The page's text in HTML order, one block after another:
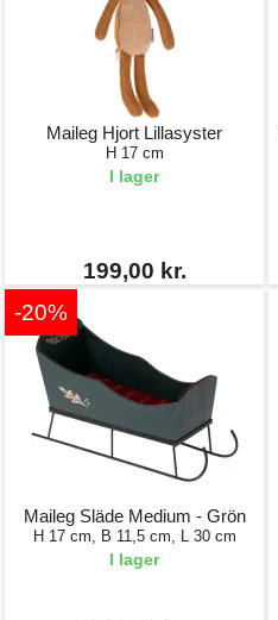
Maileg Hjort Lillasyster
H 17 cm
I lager
199,00 kr.
-20%
Maileg Släde Medium - Grön
H 17 cm, B 11,5 cm, L 30 cm
I lager